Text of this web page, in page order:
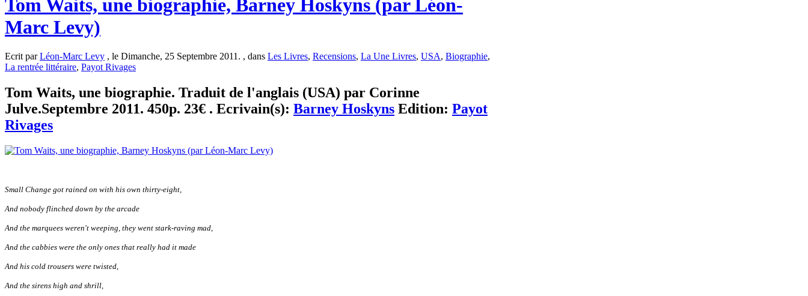
Tom Waits, une biographie, Barney Hoskyns (par Léon-
Marc Levy)
Ecrit parLéon-Marc Levy , le Dimanche, 25 Septembre 2011. , dans Les Livres, Recensions, La Une Livres, USA, Biographie,
La rentrée littéraire, Payot Rivages
Tom Waits, une biographie. Traduit de l'anglais (USA) par Corinne
Julve.Septembre 2011. 450p. 23€ . Ecrivain(s): Barney Hoskyns Edition: Payot
Rivages
Small Change got rained on with his own thirty-eight,
And nobody flinched down by the arcade
And the marquees weren't weeping, they went stark-raving mad,
And the cabbies were the only ones that really had it made
And his cold trousers were twisted,
And the sirens high and shrill,